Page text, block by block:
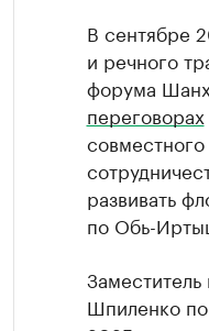
В сентябре
и речного
форума
переговорах
развивать
по Обь-
Шпиленко по